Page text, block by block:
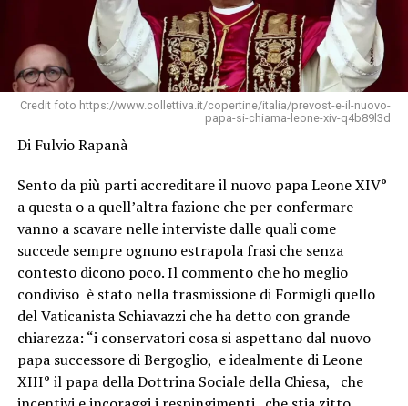
Credit foto https://www.collettiva.it/copertine/italia/prevost-e-il-nuovo-
papa-si-chiama-leone-xiv-q4b89l3d
Di Fulvio Rapanà
Sento da più parti accreditare il nuovo papa Leone XIV°
a questa o a quell’altra fazione che per confermare
vanno a scavare nelle interviste dalle quali come
succede sempre ognuno estrapola frasi che senza
contesto dicono poco. Il commento che ho meglio
condiviso è stato nella trasmissione di Formigli quello
del Vaticanista Schiavazzi che ha detto con grande
chiarezza: “i conservatori cosa si aspettano dal nuovo
papa successore di Bergoglio, e idealmente di Leone
XIII° il papa della Dottrina Sociale della Chiesa, che